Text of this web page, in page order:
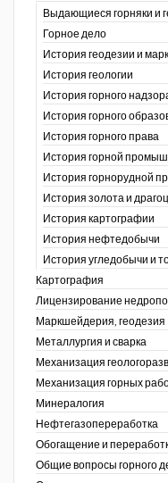
Выдающиеся горняки и
Горное дело
История геодезии и
История геологии
История горного
История горного
История горного права
История горной
История горнорудной
История золота и
История картографии
История нефтедобычи
История угледобычи и
Картография
Лицензирование
Маркшейдерия, геодезия
Металлургия и сварка
Механизация
Механизация горных
Минералогия
Нефтегазопереработка
Обогащение и
Общие вопросы горного